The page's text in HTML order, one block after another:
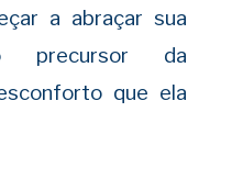
a abraçar sua
precursor da
que ela